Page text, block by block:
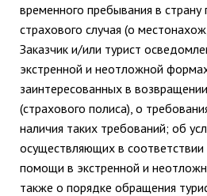
временного пребывания в
страхового случая (о
Заказчик и/или турист
экстренной и неотложной
заинтересованных в
(страхового полиса), о
наличия таких требований; об
осуществляющих в
помощи в экстренной и
также о порядке обращения